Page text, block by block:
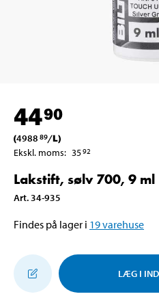
4490
(4988 89/L)
Ekskl. moms: 3592
Lakstift, sølv 700, 9 ml
Art. 34-935
Findes på lager i 19varehuse
LÆG I